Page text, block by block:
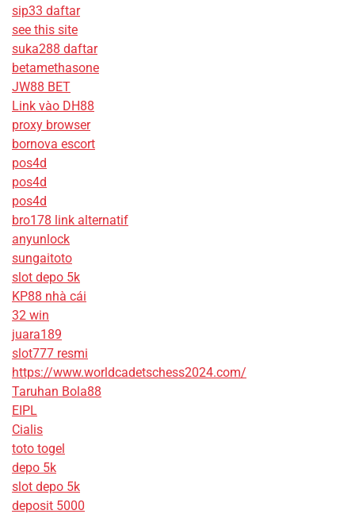
sip33 daftar
see this site
suka288 daftar
betamethasone
JW88 BET
Link vào DH88
proxy browser
bornova escort
pos4d
pos4d
pos4d
bro178 link alternatif
anyunlock
sungaitoto
slot depo 5k
KP88 nhà cái
32 win
juara189
slot777 resmi
https://www.worldcadetschess2024.com/
Taruhan Bola88
EIPL
Cialis
toto togel
depo 5k
slot depo 5k
deposit 5000